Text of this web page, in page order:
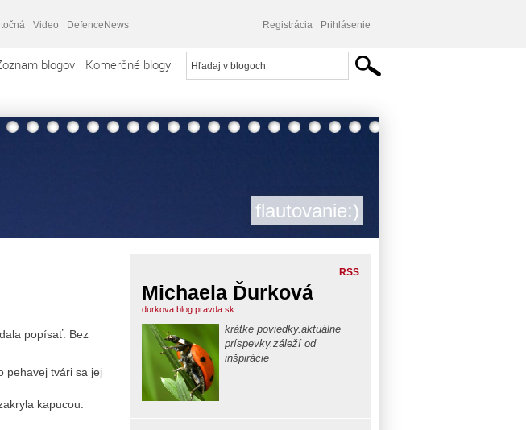
Video DefenceNews Registrácia Prihlásenie
blogov Komerčné blogy
flautovanie:)
popísať. Bez
pehavej tvári sa jej
kapucou.
RSS
Michaela Ďurková
durkova.blog.pravda.sk
krátke poviedky.aktuálne
príspevky.záleží od
inšpirácie